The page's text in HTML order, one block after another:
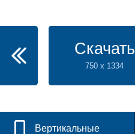
Скачать
750 x 1334
Вертикальные